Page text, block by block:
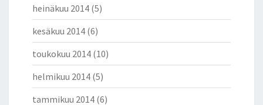
heinäkuu 2014 (5)
kesäkuu 2014 (6)
toukokuu 2014 (10)
helmikuu 2014 (5)
tammikuu 2014 (6)